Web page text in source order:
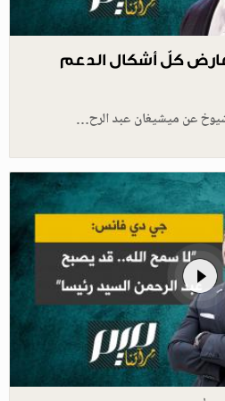
كلّ أشكال الدعم
عن ميشيغان عبد الرح…